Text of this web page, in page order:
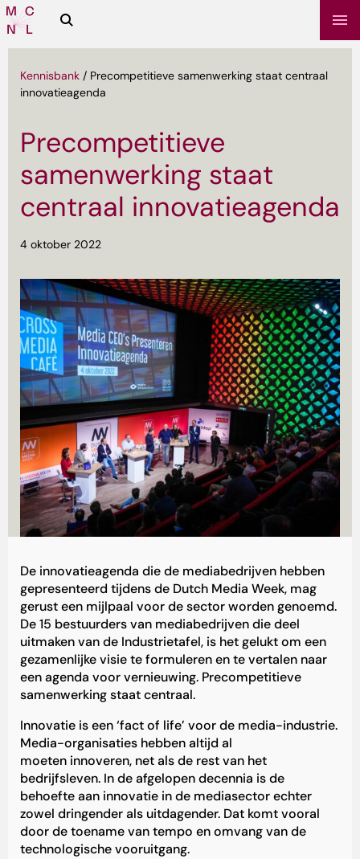
Media
Campus
Zoeken
Kennisbank / Precompetitieve samenwerking staat centraal
innovatieagenda
Precompetitieve
samenwerking staat
centraal innovatieagenda
4 oktober 2022
‏De innovatieagenda die de mediabedrijven hebben
gepresenteerd tijdens de Dutch Media Week, mag
gerust een mijlpaal voor de sector worden genoemd.
De 15 bestuurders van mediabedrijven die deel
uitmaken van de Industrietafel, is het gelukt om een
gezamenlijke visie te formuleren en te vertalen naar
een agenda voor vernieuwing. Precompetitieve
samenwerking staat centraal.
Innovatie is een ‘fact of life’ voor de media-industrie.
Media-organisaties hebben altijd al
moeten innoveren, net als de rest van het
bedrijfsleven. In de afgelopen decennia is de
behoefte aan innovatie in de mediasector echter
zowel dringender als uitdagender. Dat komt vooral
door de toename vantempo en omvang van de
technologische vooruitgang.